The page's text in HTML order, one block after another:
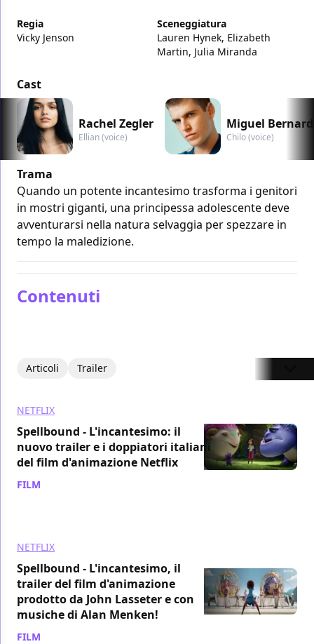
Regia
Vicky Jenson
Sceneggiatura
Lauren Hynek, Elizabeth
Martin, Julia Miranda
Cast
Rachel Zegler
Ellian (voice)
Miguel
Chilo (voice)
Trama
Quando un potente incantesimo trasforma i genitori
in mostri giganti, una principessa adolescente deve
avventurarsi nella natura selvaggia per spezzare in
tempo la maledizione.
Contenuti
Articoli Trailer
NETFLIX
Spellbound - L'incantesimo: il
nuovo trailer e i doppiatori italiani
del film d'animazione Netflix
FILM
NETFLIX
Spellbound - L'incantesimo, il
trailer del film d'animazione
prodotto da John Lasseter e con
musiche di Alan Menken!
FILM